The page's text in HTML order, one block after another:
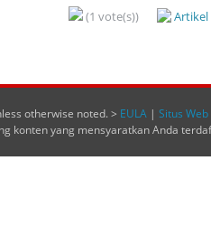
(1 vote(s))
otherwise noted. > EULA | Situs
konten yang mensyaratkan Anda